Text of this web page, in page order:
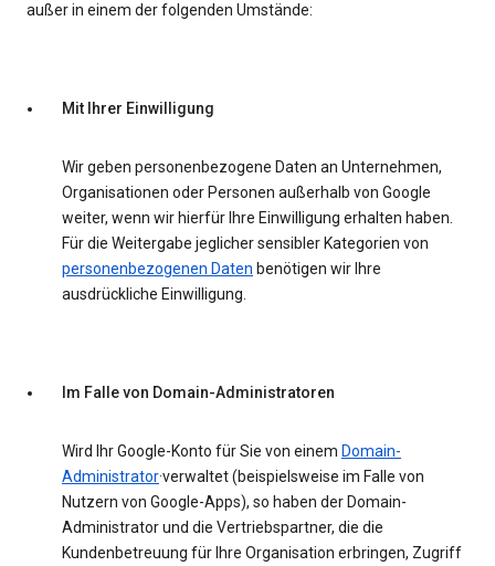
außer in einem der folgenden Umstände:
Mit Ihrer Einwilligung
Wir geben personenbezogene Daten an Unternehmen,
Organisationen oder Personen außerhalb von Google
weiter, wenn wir hierfür Ihre Einwilligung erhalten haben.
Für die Weitergabe jeglicher sensibler Kategorien von
personenbezogenen Daten benötigen wir Ihre
ausdrückliche Einwilligung.
Im Falle von Domain-Administratoren
Wird Ihr Google-Konto für Sie von einem Domain-
Administrator·verwaltet (beispielsweise im Falle von
Nutzern von Google-Apps), so haben der Domain-
Administrator und die Vertriebspartner, die die
Kundenbetreuung für Ihre Organisation erbringen, Zugriff